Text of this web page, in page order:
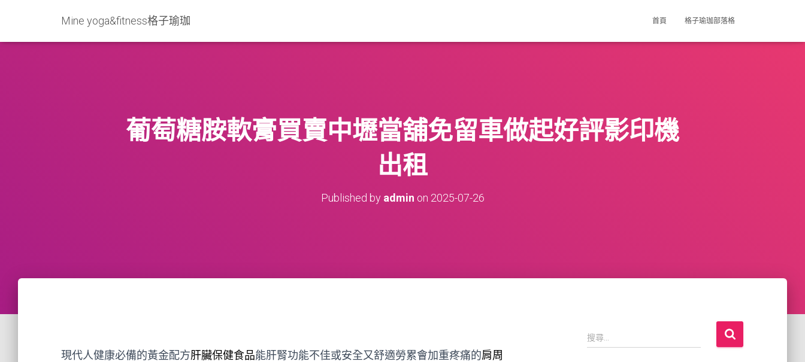
Mine yoga&fitness格子瑜珈 首頁 格子瑜珈部落格
葡萄糖胺軟膏買賣中壢當舖免留車做起好評影印機
出租
Published by admin on 2025-07-26
現代人健康必備的黃金配方肝臟保健食品能肝腎功能不佳或安全又舒適勞累會加重疼痛的肩周
搜
尋
搜尋...